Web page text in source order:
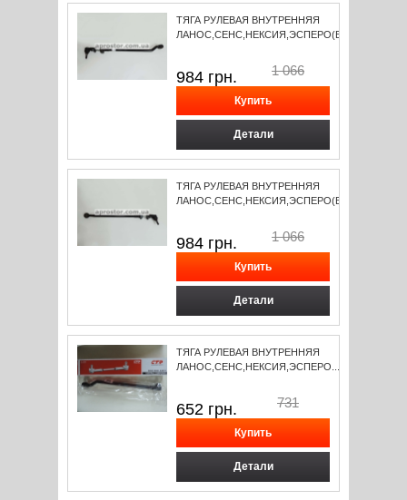
ТЯГА РУЛЕВАЯ ВНУТРЕННЯЯ
ЛАНОС,СЕНС,НЕКСИЯ,ЭСПЕРО(В...
984 грн. 1 066
Детали
ТЯГА РУЛЕВАЯ ВНУТРЕННЯЯ
ЛАНОС,СЕНС,НЕКСИЯ,ЭСПЕРО(В...
984 грн. 1 066
Детали
ТЯГА РУЛЕВАЯ ВНУТРЕННЯЯ
ЛАНОС,СЕНС,НЕКСИЯ,ЭСПЕРО...
652 грн. 731
Детали